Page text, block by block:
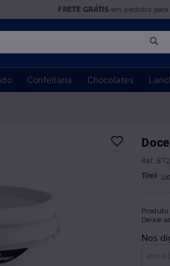
FRETE GRÁTISem pedidos para
Confeitaria Chocolates
:
Tirol
Deixe
Nos